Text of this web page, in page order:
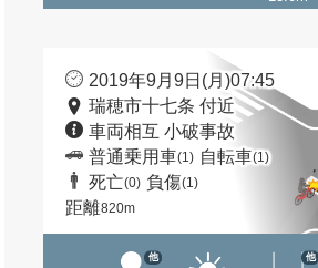
2019年9月9日(月)07:45
瑞穂市十七条 付近
車両相互 小破事故
普通乗用車(1) 自転車(1)
死亡(0) 負傷(1)
距離820m
他 他